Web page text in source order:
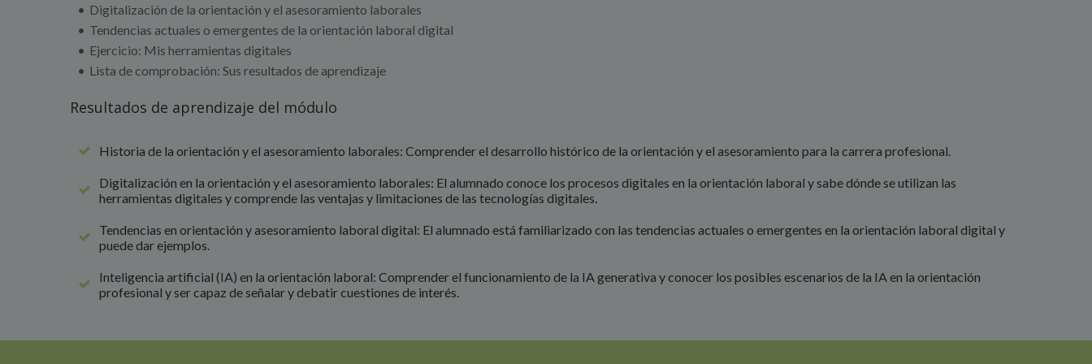
Digitalización de la orientación y el asesoramiento laborales
Tendencias actuales o emergentes de la orientación laboral digital
Ejercicio: Mis herramientas digitales
Lista de comprobación: Sus resultados de aprendizaje
Resultados de aprendizaje del módulo
Historia de la orientación y el asesoramiento laborales: Comprender el desarrollo histórico de la orientación y el asesoramiento para la carrera profesional.
Digitalización en la orientación y el asesoramiento laborales: El alumnado conoce los procesos digitales en la orientación laboral y sabe dónde se utilizan las
herramientas digitales y comprende las ventajas y limitaciones de las tecnologías digitales.
Tendencias en orientación y asesoramiento laboral digital: El alumnado está familiarizado con las tendencias actuales o emergentes en la orientación laboral digital y
puede dar ejemplos.
Inteligencia artificial (IA) en la orientación laboral: Comprender el funcionamiento de la IA generativa y conocer los posibles escenarios de la IA en la orientación
profesional y ser capaz de señalar y debatir cuestiones de interés.